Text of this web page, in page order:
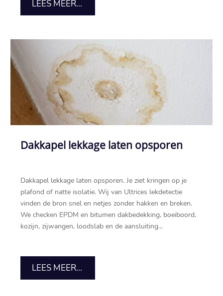
LEES MEER...
Dakkapel lekkage laten opsporen
Dakkapel lekkage laten opsporen.​ Je ziet kringen op je
plafond of natte isolatie.​ Wij van Ultrices lekdetectie
vinden de bron snel en netjes zonder hakken en breken.​
We checken EPDM en bitumen dakbedekking, boeiboord,
kozijn, zijwangen, loodslab en de aansluiting...
LEES MEER...